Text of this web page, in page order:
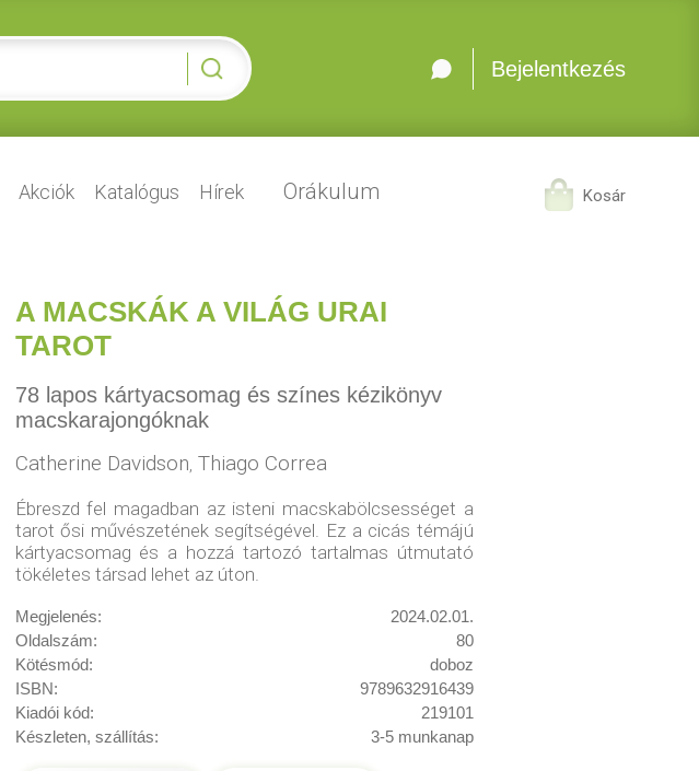
Bejelentkezés
Akciók Katalógus Hírek Orákulum Kosár
A MACSKÁK A VILÁG URAI
TAROT
78 lapos kártyacsomag és színes kézikönyv
macskarajongóknak
Catherine Davidson, Thiago Correa
Ébreszd fel magadban az isteni macskabölcsességet a
tarot ősi művészetének segítségével. Ez a cicás témájú
kártyacsomag és a hozzá tartozó tartalmas útmutató
tökéletes társad lehet az úton.
Megjelenés:
2024.02.01.
Oldalszám:
80
Kötésmód:
doboz
ISBN:
9789632916439
Kiadói kód:
219101
Készleten, szállítás:
3-5 munkanap